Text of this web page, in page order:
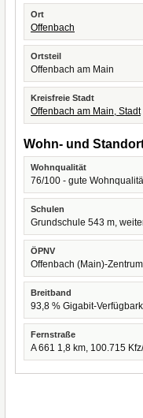
Ort
Offenbach
Ortsteil
Offenbach am Main
Kreisfreie Stadt
Offenbach am Main, Stadt
Wohn- und
Wohnqualität
76/100 - gute
Schulen
Grundschule 543 m,
ÖPNV
Offenbach (Main)-
Breitband
93,8 % Gigabit-
Fernstraße
A 661 1,8 km, 100.715